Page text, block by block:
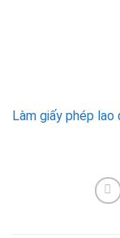
Làm giấy phép